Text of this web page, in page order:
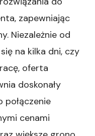
zapewniając
Niezależnie od
na kilka dni, czy
oferta
doskonały
połączenie
cenami